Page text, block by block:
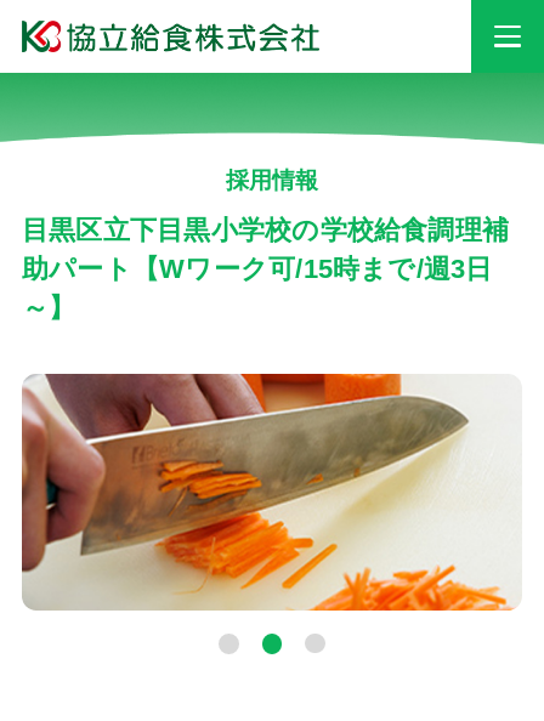
事業情報
安心・安全への取り組み
会社情報
お知らせ
採用情報
目黒区立下目黒小学校の学校給食調理補
助パート【Wワーク可/15時まで/週3日
～】